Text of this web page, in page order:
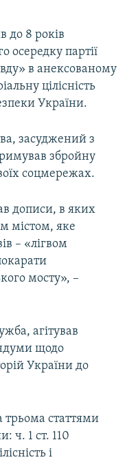
до 8 років
осередку партії
в анексованому
цілісність
України.
засуджений з
збройну
соцмережах.
дописи, в яких
містом, яке
– «лігвом
мосту», –
агітував
щодо
України до
трьома статтями
ч. 1 ст. 110
і